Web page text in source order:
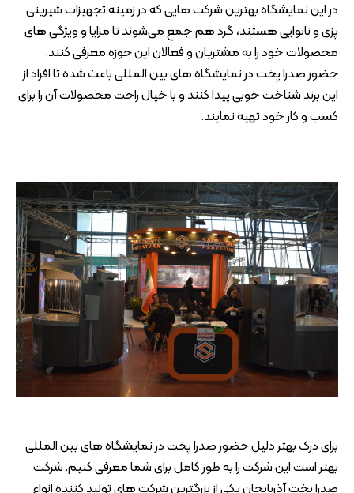
در این نمایشگاه بهترین شرکت هایی که در زمینه تجهیزات شیرینی
پزی و نانوایی هستند، گرد هم جمع می‌شوند تا مزایا و ویژگی‎ های
محصولات خود را به مشتریان و فعالان این حوزه معرفی کنند.
حضور صدرا پخت در نمایشگاه های بین المللی باعث شده تا افراد از
این برند شناخت خوبی پیدا کنند و با خیال راحت محصولات آن را برای
کسب و کار خود تهیه نمایند.
برای درک بهتر دلیل حضور صدرا پخت در نمایشگاه های بین المللی
بهتر است این شرکت را به طور کامل برای شما معرفی کنیم. شرکت
صدرا پخت آذربایجان یکی از بزرگترین شرکت های تولید کننده انواع